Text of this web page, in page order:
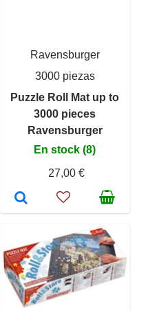
Ravensburger
3000 piezas
Puzzle Roll Mat up to
3000 pieces
Ravensburger
En stock (8)
27,00 €